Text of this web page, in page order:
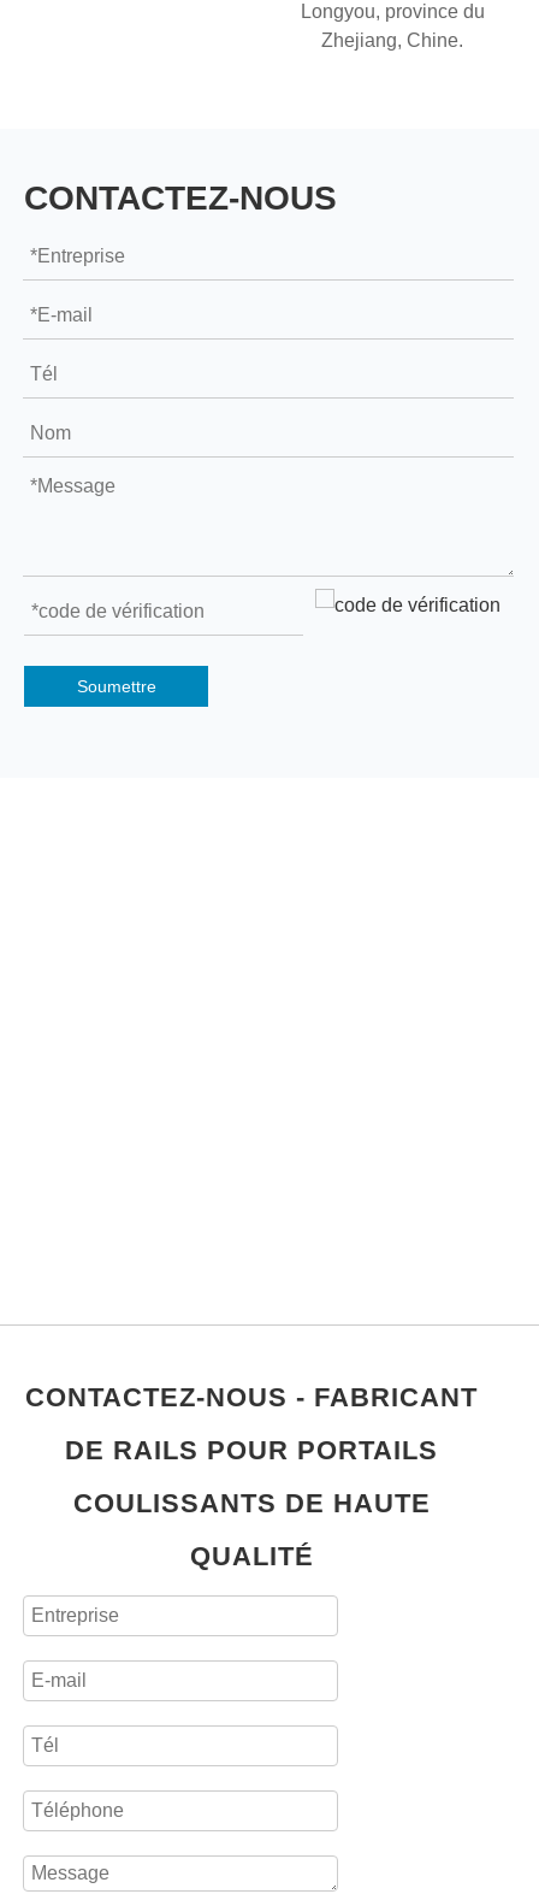
Longyou, province du
Zhejiang, Chine.
CONTACTEZ-NOUS
Soumettre
CONTACTEZ-NOUS - FABRICANT
DE RAILS POUR PORTAILS
COULISSANTS DE HAUTE
QUALITÉ